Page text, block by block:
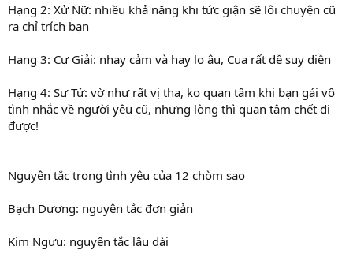
Hạng 2: Xử Nữ: nhiều khả năng khi tức giận sẽ lôi chuyện cũ
ra chỉ trích bạn
Hạng 3: Cự Giải: nhạy cảm và hay lo âu, Cua rất dễ suy diễn
Hạng 4: Sư Tử: vờ như rất vị tha, ko quan tâm khi bạn gái vô
tình nhắc về người yêu cũ, nhưng lòng thì quan tâm chết đi
được!
Nguyên tắc trong tình yêu của 12 chòm sao
Bạch Dương: nguyên tắc đơn giản
Kim Ngưu: nguyên tắc lâu dài